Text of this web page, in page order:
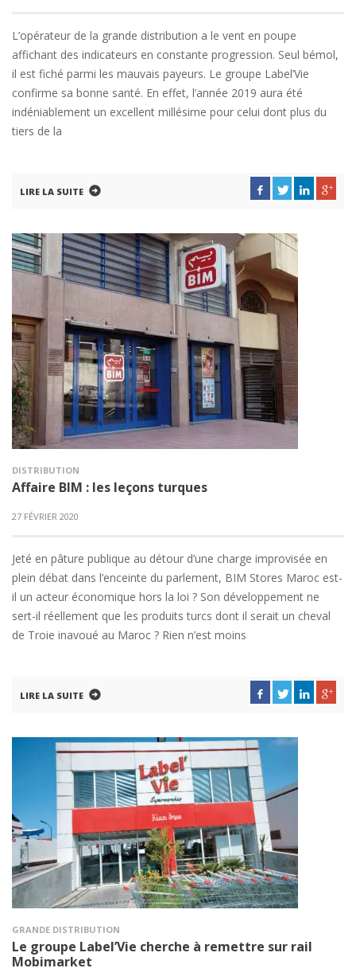
L’opérateur de la grande distribution a le vent en poupe
affichant des indicateurs en constante progression. Seul bémol,
il est fiché parmi les mauvais payeurs. Le groupe Label’Vie
confirme sa bonne santé. En effet, l’année 2019 aura été
indéniablement un excellent millésime pour celui dont plus du
tiers de la
LIRE LA SUITE
DISTRIBUTION
Affaire BIM : les leçons turques
27 FÉVRIER 2020
Jeté en pâture publique au détour d’une charge improvisée en
plein débat dans l’enceinte du parlement, BIM Stores Maroc est-
il un acteur économique hors la loi ? Son développement ne
sert-il réellement que les produits turcs dont il serait un cheval
de Troie inavoué au Maroc ? Rien n’est moins
LIRE LA SUITE
GRANDE DISTRIBUTION
Le groupe Label’Vie cherche à remettre sur rail
Mobimarket